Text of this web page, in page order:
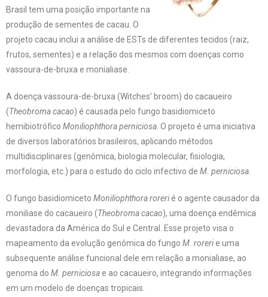
Brasil tem uma posição importante na
produção de sementes de cacau. O
projeto cacau inclui a análise de ESTs de diferentes tecidos (raiz,
frutos, sementes) e a relação dos mesmos com doenças como
vassoura-de-bruxa e monialiase.
A doença vassoura-de-bruxa (Witches’ broom) do cacaueiro
(Theobroma cacao) é causada pelo fungo basidiomiceto
hemibiotrófico Moniliophthora perniciosa . O projeto é uma iniciativa
de diversos laboratórios brasileiros, aplicando métodos
multidisciplinares (genômica, biologia molecular, fisiologia,
morfologia, etc.) para o estudo do ciclo infectivo de M. perniciosa.
O fungo basidiomiceto Moniliophthora rorerié o agente causador da
moniliase do cacaueiro (Theobroma cacao), uma doença endêmica
devastadora da América do Sul e Central. Esse projeto visa o
mapeamento da evolução genômica do fungo M. rorerie uma
subsequente análise funcional dele em relação a monialiase, ao
genoma do M. perniciosae ao cacaueiro, integrando informações
em um modelo de doenças tropicais.